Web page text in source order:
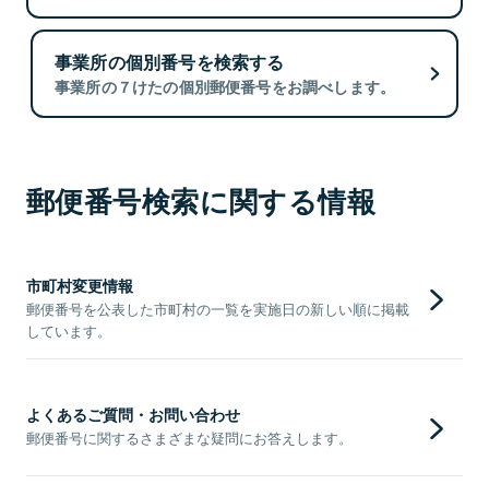
事業所の個別番号を検索する
事業所の７けたの個別郵便番号をお調べします。
郵便番号検索に関する情報
市町村変更情報
郵便番号を公表した市町村の一覧を実施日の新しい順に掲載
しています。
よくあるご質問・お問い合わせ
郵便番号に関するさまざまな疑問にお答えします。